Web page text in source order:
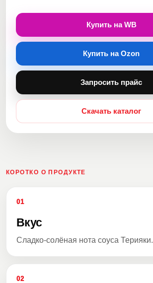
Купить на WB
Купить на Ozon
Запросить прайс
Скачать каталог
КОРОТКО О ПРОДУКТЕ
01
Вкус
Сладко-солёная нота соуса Терияки.
02